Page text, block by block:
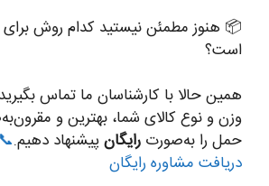
📦 هنوز مطمئن نیستید کدام روش برای
است؟
همین حالا با کارشناسان ما تماس بگیرید
وزن و نوع کالای شما، بهترین و
حمل را به‌صورت رایگانپیشنهاد دهیم.
دریافت مشاوره رایگان